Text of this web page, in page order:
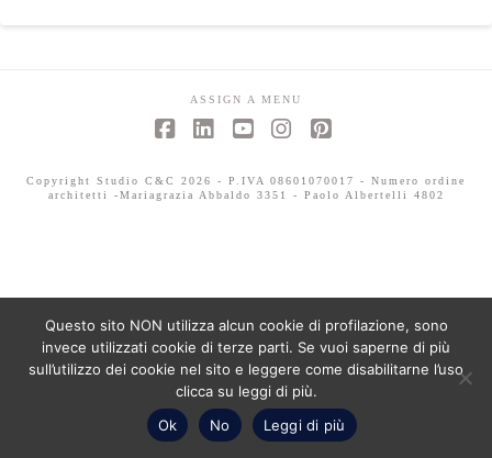
ASSIGN A MENU
Copyright Studio C&C 2026 - P.IVA 08601070017 - Numero ordine
architetti -Mariagrazia Abbaldo 3351 - Paolo Albertelli 4802
Questo sito NON utilizza alcun cookie di profilazione, sono
invece utilizzati cookie di terze parti. Se vuoi saperne di più
sull’utilizzo dei cookie nel sito e leggere come disabilitarne l’uso
clicca su leggi di più.
Ok
No Leggi di più